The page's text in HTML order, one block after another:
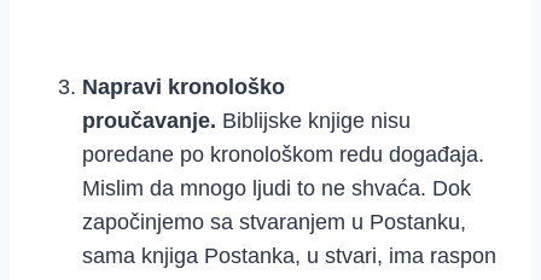
Napravi kronološko
proučavanje. Biblijske knjige nisu
poredane po kronološkom redu događaja.
Mislim da mnogo ljudi to ne shvaća. Dok
započinjemo sa stvaranjem u Postanku,
sama knjiga Postanka, u stvari, ima raspon